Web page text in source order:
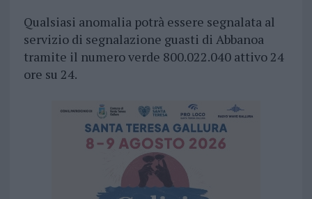
Qualsiasi anomalia potrà essere segnalata al
servizio di segnalazione guasti di Abbanoa
tramite il numero verde 800.022.040 attivo 24
ore su 24.